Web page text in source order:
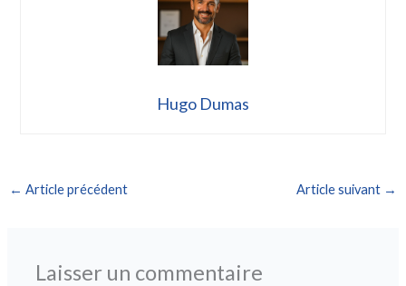
Hugo Dumas
← Article précédent Article suivant →
Laisser un commentaire